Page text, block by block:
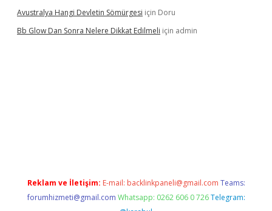
Avustralya Hangi Devletin Sömürgesi için Doru
Bb Glow Dan Sonra Nelere Dikkat Edilmeli için admin
Reklam ve İletişim: E-mail: backlinkpaneli@gmail.com Teams:
forumhizmeti@gmail.com Whatsapp: 0262 606 0 726 Telegram: